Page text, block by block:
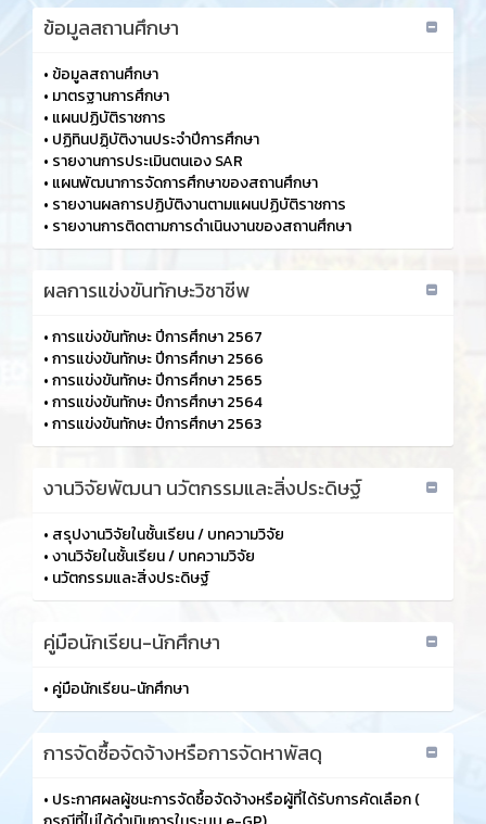
ข้อมูลสถานศึกษา
• ข้อมูลสถานศึกษา
• มาตรฐานการศึกษา
• แผนปฏิบัติราชการ
• ปฏิทินปฏฺิบัติงานประจำปีการศึกษา
• รายงานการประเมินตนเอง SAR
• แผนพัฒนาการจัดการศึกษาของสถานศึกษา
• รายงานผลการปฏิบัติงานตามแผนปฏิบัติราชการ
• รายงานการติดตามการดำเนินงานของสถานศึกษา
ผลการแข่งขันทักษะวิชาชีพ
•การแข่งขันทักษะ ปีการศึกษา 2567
•การแข่งขันทักษะ ปีการศึกษา 2566
•การแข่งขันทักษะ ปีการศึกษา 2565
•การแข่งขันทักษะ ปีการศึกษา 2564
•การแข่งขันทักษะ ปีการศึกษา 2563
งานวิจัยพัฒนา นวัตกรรมและสิ่งประดิษฐ์
• สรุปงานวิจัยในชั้นเรียน / บทความวิจัย
•งานวิจัยในชั้นเรียน / บทความวิจัย
• นวัตกรรมและสิ่งประดิษฐ์
คู่มือนักเรียน-นักศึกษา
• คู่มือนักเรียน-นักศึกษา
การจัดซื้อจัดจ้างหรือการจัดหาพัสดุ
• ประกาศผลผู้ชนะการจัดซื้อจัดจ้างหรือผู้ที่ได้รับการคัดเลือก (